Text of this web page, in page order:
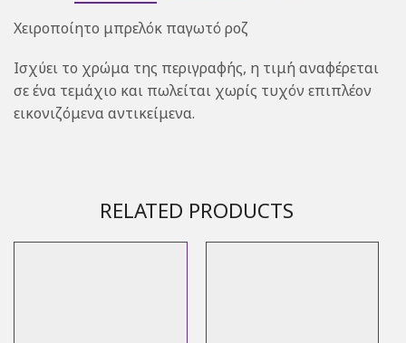
Χειροποίητο μπρελόκ παγωτό ροζ
Ισχύει το χρώμα της περιγραφής, η τιμή αναφέρεται
σε ένα τεμάχιο και πωλείται χωρίς τυχόν επιπλέον
εικονιζόμενα αντικείμενα.
RELATED PRODUCTS